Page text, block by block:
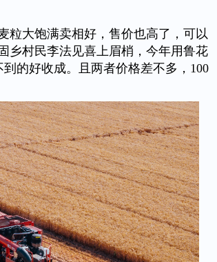
粒大饱满卖相好，售价也高了，可以
乡村民李法见喜上眉梢，今年用鲁花
的好收成。且两者价格差不多，100